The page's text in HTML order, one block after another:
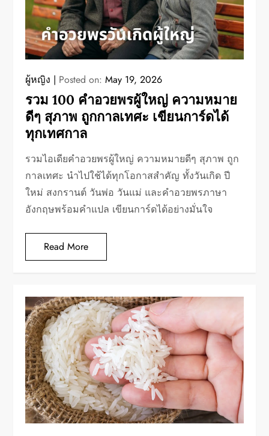
ผู้หญิง Posted on:May 19, 2026
รวม 100 คำอวยพรผู้ใหญ่ ความหมาย
ดีๆ สุภาพ ถูกกาลเทศะ เขียนการ์ดได้
ทุกเทศกาล
รวมไอเดียคำอวยพรผู้ใหญ่ ความหมายดีๆ สุภาพ ถูก
กาลเทศะ นำไปใช้ได้ทุกโอกาสสำคัญ ทั้งวันเกิด ปี
ใหม่ สงกรานต์ วันพ่อ วันแม่ และคำอวยพรภาษา
อังกฤษพร้อมคำแปล เขียนการ์ดได้อย่างมั่นใจ
Read More